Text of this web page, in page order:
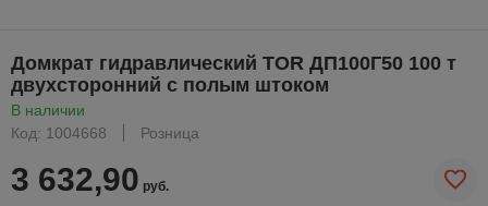
Домкрат гидравлический TOR ДП100Г50 100 т
двухсторонний с полым штоком
В наличии
Код: 1004668
Розница
3 632,90 руб.